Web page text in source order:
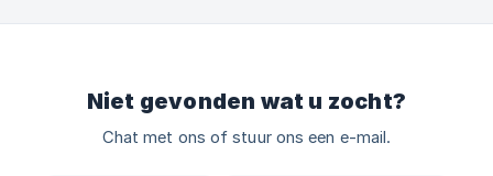
Niet gevonden wat u zocht?
Chat met ons of stuur ons een e-mail.